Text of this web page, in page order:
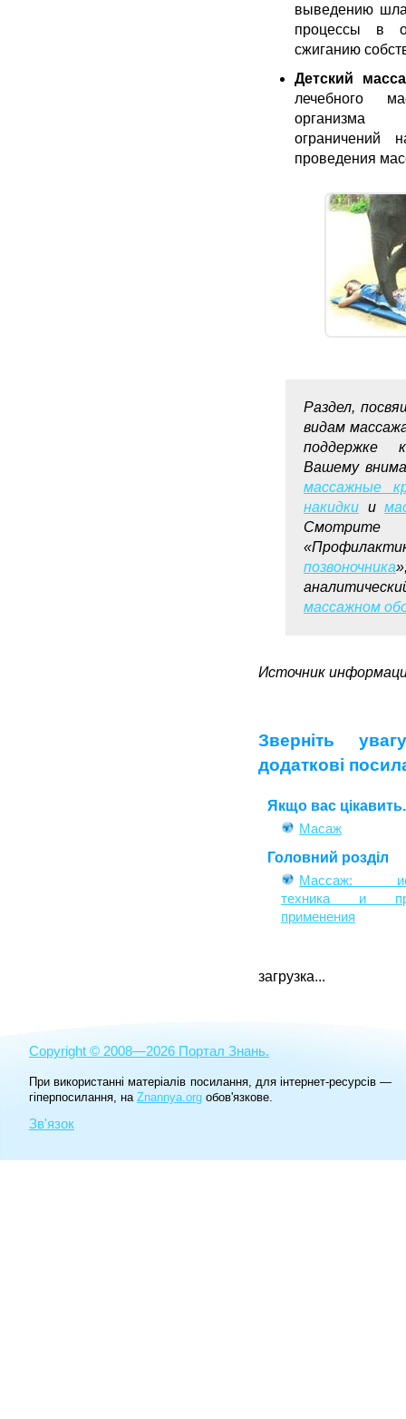
выведению
процессы в
сжиганию
Детский
лечебного
организма
ограничений
проведения
Раздел,
видам
поддержке
Вашему
массажные
накидки и
Смотрите
позвоночника
массажном
Источник
Зверніть
додаткові
Якщо вас
Масаж
Головний розділ
Массаж:
техника и
применения
загрузка...
Copyright © 2008—2026 Портал Знань.
При використанні матеріалів посилання, для інтернет-ресурсів —
гіперпосилання, на Znannya.org обов'язкове.
Зв'язок